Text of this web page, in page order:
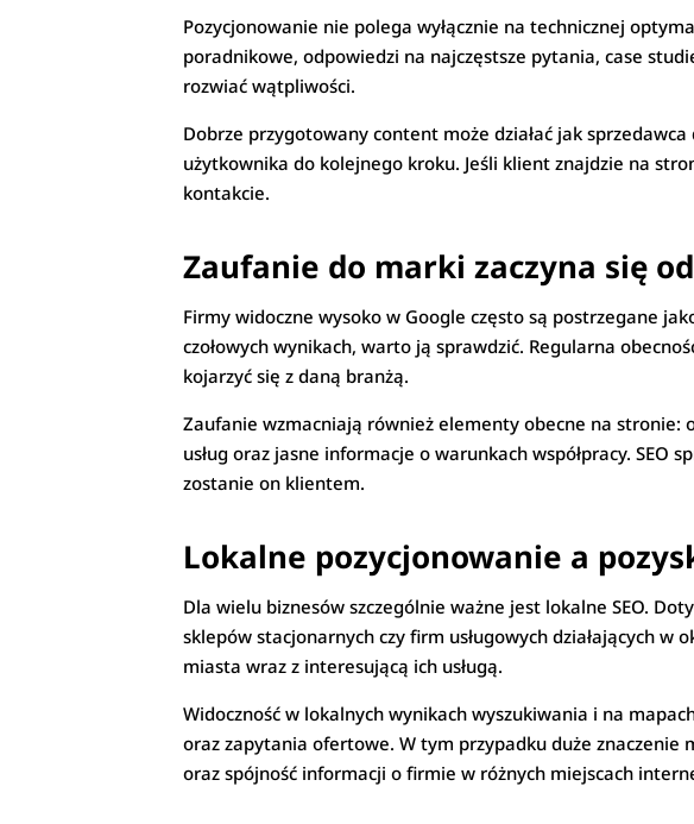
Pozycjonowanie nie polega wyłącznie na technicznej
poradnikowe, odpowiedzi na najczęstsze pytania, case
rozwiać wątpliwości.
Dobrze przygotowany content może działać jak
użytkownika do kolejnego kroku. Jeśli klient znajdzie na
kontakcie.
Zaufanie do marki zaczyna się
Firmy widoczne wysoko w Google często są postrzegane
czołowych wynikach, warto ją sprawdzić. Regularna
kojarzyć się z daną branżą.
Zaufanie wzmacniają również elementy obecne na
usług oraz jasne informacje o warunkach współpracy.
zostanie on klientem.
Lokalne pozycjonowanie a
Dla wielu biznesów szczególnie ważne jest lokalne SEO.
sklepów stacjonarnych czy firm usługowych działających w
miasta wraz z interesującą ich usługą.
Widoczność w lokalnych wynikach wyszukiwania i na
oraz zapytania ofertowe. W tym przypadku duże
oraz spójność informacji o firmie w różnych miejscach